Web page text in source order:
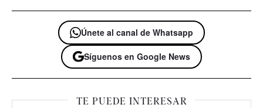
Únete al canal de Whatsapp
Síguenos en Google News
TE PUEDE INTERESAR